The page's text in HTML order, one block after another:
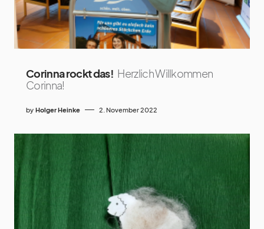
Corinna rockt das! Herzlich Willkommen
Corinna!
by Holger Heinke 2. November 2022